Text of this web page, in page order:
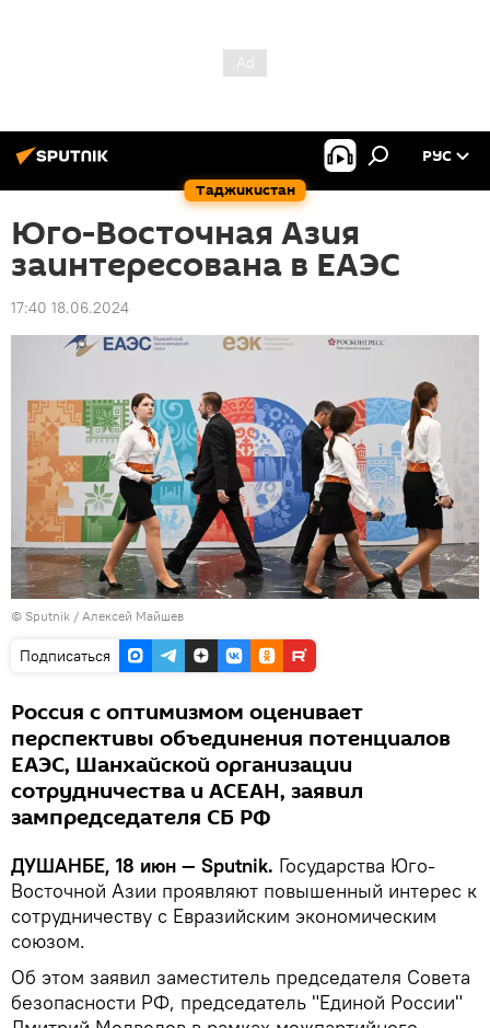
Таджикистан
РУС
Юго-Восточная Азия
заинтересована в ЕАЭС
17:40 18.06.2024
© Sputnik / Алексей Майшев
Подписаться
Россия с оптимизмом оценивает
перспективы объединения потенциалов
ЕАЭС, Шанхайской организации
сотрудничества и АСЕАН, заявил
зампредседателя СБ РФ
ДУШАНБЕ, 18 июн — Sputnik. Государства Юго-
Восточной Азии проявляют повышенный интерес к
сотрудничеству с Евразийским экономическим
союзом.
Об этом заявил заместитель председателя Совета
безопасности РФ, председатель "Единой России"